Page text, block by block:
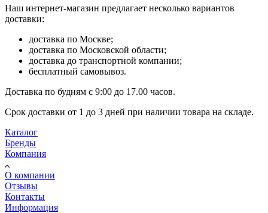
Наш интернет-магазин предлагает несколько вариантов
доставки:
доставка по Москве;
доставка по Московской области;
доставка до транспортной компании;
бесплатный самовывоз.
Доставка по будням с 9:00 до 17.00 часов.
Срок доставки от 1 до 3 дней при наличии товара на складе.
Каталог
Бренды
Компания
О компании
Отзывы
Контакты
Информация